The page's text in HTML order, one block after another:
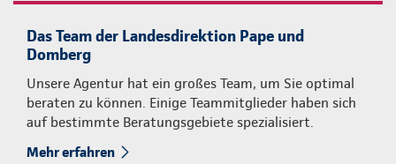
Das Team der Landesdirektion Pape und
Domberg
Unsere Agentur hat ein großes Team, um Sie optimal
beraten zu können. Einige Teammitglieder haben sich
auf bestimmte Beratungsgebiete spezialisiert.
Mehr erfahren